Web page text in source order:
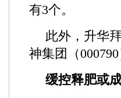
有3个。
此外，升华
神集团（
缓控释肥或